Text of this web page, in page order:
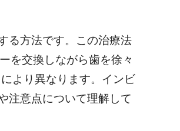
る方法です。この治療法
を交換しながら歯を徐々
より異なります。インビ
注意点について理解して